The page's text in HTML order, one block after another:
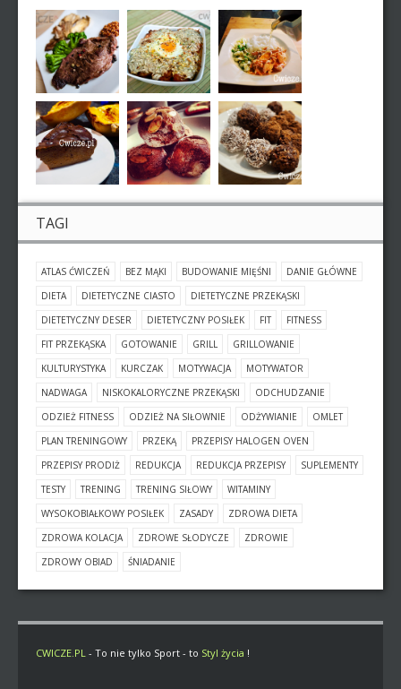
TAGI
ATLAS ĆWICZEŃ BEZ MĄKI BUDOWANIE MIĘŚNI
DANIE GŁÓWNE
DIETA
DIETETYCZNE CIASTO
DIETETYCZNE PRZEKĄSKI
DIETETYCZNY DESER
DIETETYCZNY POSIŁEK FIT
FITNESS
FIT PRZEKĄSKA
GOTOWANIE GRILL
GRILLOWANIE
KULTURYSTYKA
KURCZAK MOTYWACJA
MOTYWATOR
NADWAGA
NISKOKALORYCZNE PRZEKĄSKI
ODCHUDZANIE
ODZIEŻ FITNESS
ODZIEŻ NA SIŁOWNIE ODŻYWIANIE
OMLET
PLAN TRENINGOWY
PRZEKĄ
PRZEPISY HALOGEN OVEN
PRZEPISY PRODIŻ
REDUKCJA REDUKCJA PRZEPISY
SUPLEMENTY
TESTY
TRENING TRENING SIŁOWY
WITAMINY
WYSOKOBIAŁKOWY POSIŁEK
ZASADY
ZDROWA DIETA
ZDROWA KOLACJA
ZDROWE SŁODYCZE
ZDROWIE
ZDROWY OBIAD
ŚNIADANIE
CWICZE.PL - To nie tylko Sport - to Styl życia !